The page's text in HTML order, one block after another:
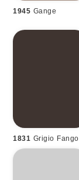
1945 Gange
1831 Grigio Fango